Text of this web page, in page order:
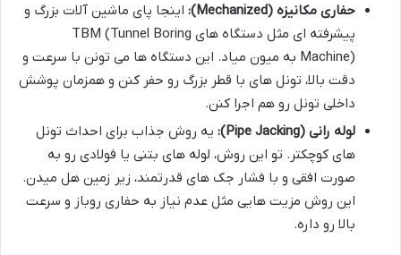
حفاری مکانیزه (Mechanized):
اینجا پای ماشین آلات بزرگ و
پیشرفته ای مثل دستگاه های TBM (Tunnel Boring
Machine) به میون میاد. این دستگاه ها می تونن با سرعت و
دقت بالا، تونل های با قطر بزرگ رو حفر کنن و همزمان پوشش
داخلی تونل رو هم اجرا کنن.
لوله رانی (Pipe Jacking):
یه روش جذاب برای احداث تونل
های کوچکتر. تو این روش، لوله های بتنی یا فولادی رو به
صورت افقی و با فشار جک های قدرتمند، زیر زمین هل میدن.
این روش مزیت هایی مثل عدم نیاز به حفاری روباز و سرعت
بالا رو داره.